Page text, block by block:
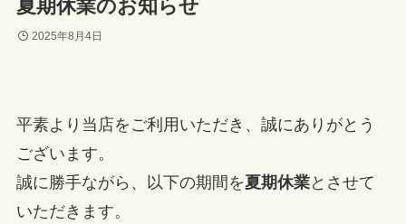
夏期休業のお知らせ
2025年8月4日
平素より当店をご利用いただき、誠にありがとう
ございます。
誠に勝手ながら、以下の期間を夏期休業とさせて
いただきます。